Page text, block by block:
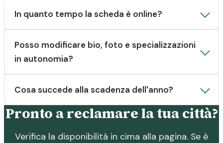
In quanto tempo la scheda è online?
Posso modificare bio, foto e specializzazioni
in autonomia?
Cosa succede alla scadenza dell'anno?
Pronto a reclamare la tua città?
Verifica la disponibilità in cima alla pagina. Se è